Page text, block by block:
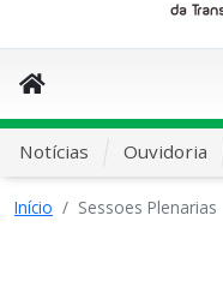
Notícias Ouvidoria
Início Sessoes Plenarias